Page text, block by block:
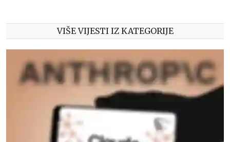
VIŠE VIJESTI IZ KATEGORIJE